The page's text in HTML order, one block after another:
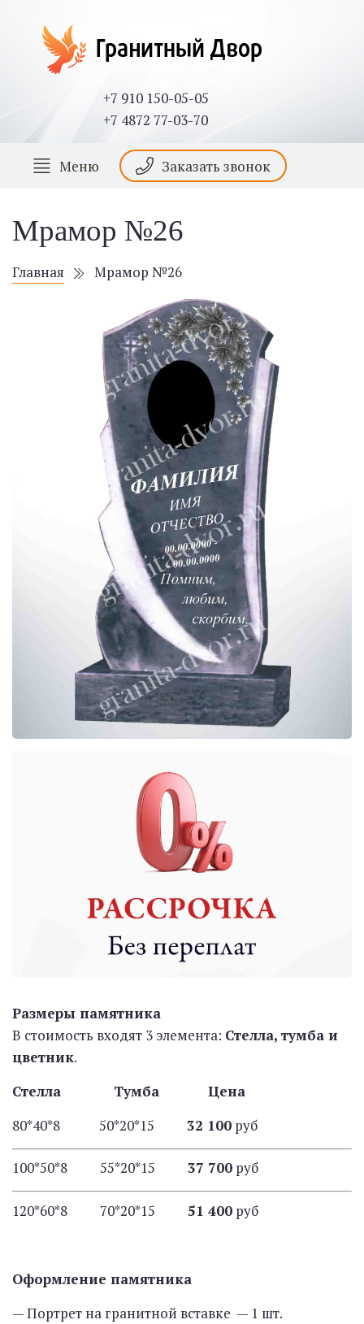
+7 910 150-05-05
+7 4872 77-03-70
Меню Заказать звонок
Мрамор №26
Главная Мрамор №26
Размеры памятника
В стоимость входят 3 элемента: Стелла, тумба и
цветник.
Стелла Тумба Цена
80*40*8 50*20*15 32 100 руб
100*50*8 55*20*15 37 700 руб
120*60*8 70*20*15 51 400 руб
Оформление памятника
— Портрет на гранитной вставке — 1 шт.